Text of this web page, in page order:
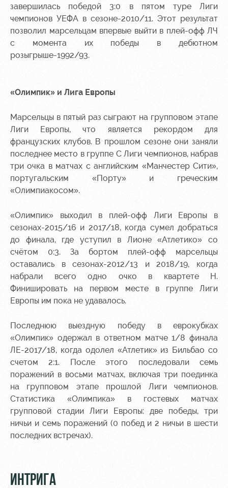
завершилась победой 3:0 в пятом туре Лиги
чемпионов УЕФА в сезоне-2010/11. Этот результат
позволил марсельцам впервые выйти в плей-офф ЛЧ
с момента их победы в дебютном
розыгрыше-1992/93.
«Олимпик» и Лига Европы
Марсельцы в пятый раз сыграют на групповом этапе
Лиги Европы, что является рекордом для
французских клубов. В прошлом сезоне они заняли
последнее место в группе C Лиги чемпионов, набрав
три очка в матчах с английским «Манчестер Сити»,
португальским «Порту» и греческим
«Олимпиакосом».
«Олимпик» выходил в плей-офф Лиги Европы в
сезонах-2015/16 и 2017/18, когда сумел добраться
до финала, где уступил в Лионе «Атлетико» со
счётом 0:3. За бортом плей-офф марсельцы
оставались в сезонах-2012/13 и 2018/19, когда
набрали всего одно очко в квартете H.
Финишировать на первом месте в группе Лиги
Европы им пока не удавалось.
Последнюю выездную победу в еврокубках
«Олимпик» одержал в ответном матче 1/8 финала
ЛЕ-2017/18, когда одолел «Атлетик» из Бильбао со
счетом 2:1. После этого последовали семь
поражений в восьми матчах, включая три поединка
на групповом этапе прошлой Лиги чемпионов.
Статистика «Олимпика» в гостевых матчах
групповой стадии Лиги Европы: две победы, три
ничьи и семь поражений (0 побед и 2 ничьи в шести
последних встречах).
ИНТРИГА